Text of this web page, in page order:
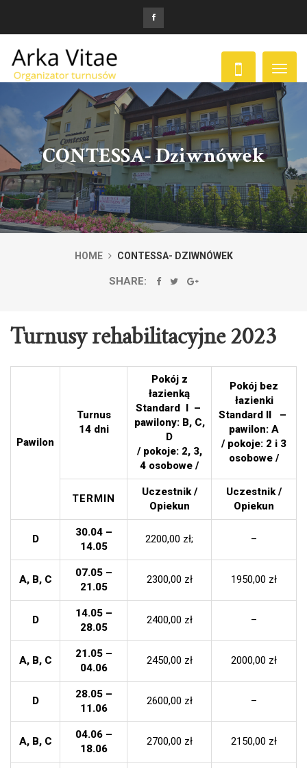
CONTESSA- Dziwnówek
HOME CONTESSA- DZIWNÓWEK
SHARE:
Turnusy rehabilitacyjne 2023
Pawilon
Turnus
14 dni
Pokój z
łazienką
Standard I –
pawilony: B, C,
D
/ pokoje: 2, 3,
4 osobowe /
Pokój bez
łazienki
Standard II –
pawilon: A
/ pokoje: 2 i 3
osobowe /
TERMIN
Uczestnik /
Opiekun
Uczestnik /
Opiekun
D
30.04 –
14.05
2200,00 zł; –
A, B, C
07.05 –
21.05
2300,00 zł 1950,00 zł
D
14.05 –
28.05
2400,00 zł –
A, B, C
21.05 –
04.06
2450,00 zł 2000,00 zł
D
28.05 –
11.06
2600,00 zł –
A, B, C
04.06 –
18.06
2700,00 zł 2150,00 zł